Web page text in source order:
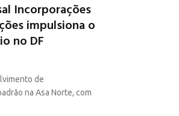
Incorporações
impulsiona o
no DF
de
na Asa Norte, com